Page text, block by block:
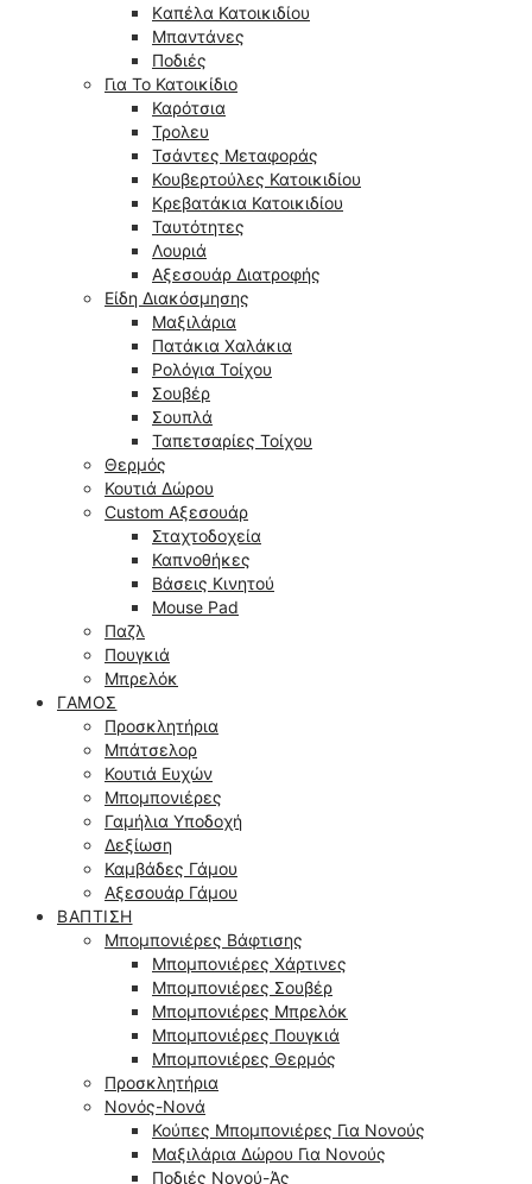
Kαπέλα Κατοικιδίου
Μπαντάνες
Ποδιές
Για Το Κατοικίδιο
Καρότσια
Τρολευ
Τσάντες Μεταφοράς
Κουβερτούλες Κατοικιδίου
Κρεβατάκια Κατοικιδίου
Ταυτότητες
Λουριά
Αξεσουάρ Διατροφής
Είδη Διακόσμησης
Μαξιλάρια
Πατάκια Χαλάκια
Ρολόγια Τοίχου
Σουβέρ
Σουπλά
Ταπετσαρίες Τοίχου
Θερμός
Κουτιά Δώρου
Custom Αξεσουάρ
Σταχτοδοχεία
Καπνοθήκες
Βάσεις Κινητού
Mouse Pad
Παζλ
Πουγκιά
Μπρελόκ
ΓΆΜΟΣ
Προσκλητήρια
Μπάτσελορ
Κουτιά Ευχών
Μπομπονιέρες
Γαμήλια Υποδοχή
Δεξίωση
Καμβάδες Γάμου
Αξεσουάρ Γάμου
ΒΆΠΤΙΣΗ
Μπομπονιέρες Βάφτισης
Μπομπονιέρες Χάρτινες
Μπομπονιέρες Σουβέρ
Μπομπονιέρες Μπρελόκ
Μπομπονιέρες Πουγκιά
Μπομπονιέρες Θερμός
Προσκλητήρια
Νονός-Νονά
Κούπες Μπομπονιέρες Για Νονούς
Μαξιλάρια Δώρου Για Νονούς
Ποδιές Νονού-Άς